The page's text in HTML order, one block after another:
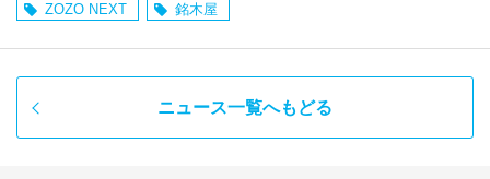
ZOZO NEXT 銘木屋
ニュース一覧へもどる